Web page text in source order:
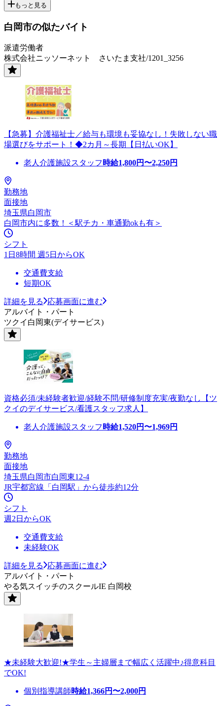
もっと見る
白岡市の似たバイト
派遣労働者
株式会社ニッソーネット さいたま支社/1201_3256
【急募】介護福祉士／給与も環境も妥協なし！失敗しない職
場選びをサポート！◆2カ月～長期【日払いOK】
老人介護施設スタッフ 時給1,800円〜2,250円
勤務地
面接地
埼玉県白岡市
白岡市内に多数！＜駅チカ・車通勤okも有＞
シフト
1日8時間 週5日からOK
交通費支給
短期OK
詳細を見る
応募画面に進む
アルバイト・パート
ツクイ白岡東(デイサービス)
資格必須/未経験者歓迎/経験不問/研修制度充実/夜勤なし【ツ
クイのデイサービス/看護スタッフ求人】
老人介護施設スタッフ 時給1,520円〜1,969円
勤務地
面接地
埼玉県白岡市白岡東12-4
JR宇都宮線「白岡駅」から徒歩約12分
シフト
週2日からOK
交通費支給
未経験OK
詳細を見る
応募画面に進む
アルバイト・パート
やる気スイッチのスクールIE 白岡校
★未経験大歓迎!★学生～主婦層まで幅広く活躍中♪得意科目
でOK!
個別指導講師時給1,366円〜2,000円